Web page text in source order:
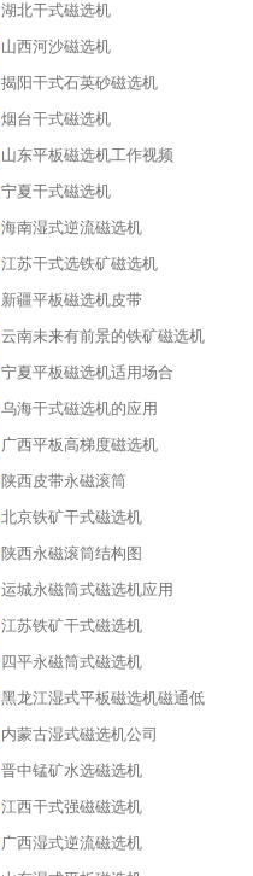
湖北干式磁选机
山西河沙磁选机
揭阳干式石英砂磁选机
烟台干式磁选机
山东平板磁选机工作视频
宁夏干式磁选机
海南湿式逆流磁选机
江苏干式选铁矿磁选机
新疆平板磁选机皮带
云南未来有前景的铁矿磁选机
宁夏平板磁选机适用场合
乌海干式磁选机的应用
广西平板高梯度磁选机
陕西皮带永磁滚筒
北京铁矿干式磁选机
陕西永磁滚筒结构图
运城永磁筒式磁选机应用
江苏铁矿干式磁选机
四平永磁筒式磁选机
黑龙江湿式平板磁选机磁通低
内蒙古湿式磁选机公司
晋中锰矿水选磁选机
江西干式强磁磁选机
广西湿式逆流磁选机